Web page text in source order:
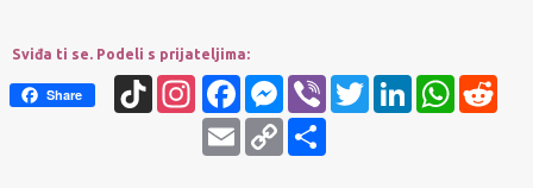
Sviđa ti se. Podeli s prijateljima:
Share
TikTok InstagramFacebookMessenger
Viber Twitter LinkedIn WhatsApp
Email
Copy
Link